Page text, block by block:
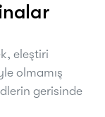
eleştiri
olmamış
gerisinde